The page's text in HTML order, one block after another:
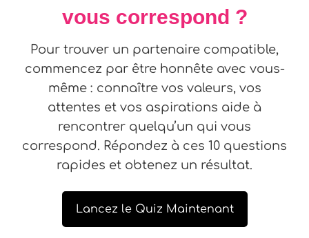
vous correspond ?
Pour trouver un partenaire compatible,
commencez par être honnête avec vous-
même : connaître vos valeurs, vos
attentes et vos aspirations aide à
rencontrer quelqu’un qui vous
correspond. Répondez à ces 10 questions
rapides et obtenez un résultat.
Lancez le Quiz Maintenant